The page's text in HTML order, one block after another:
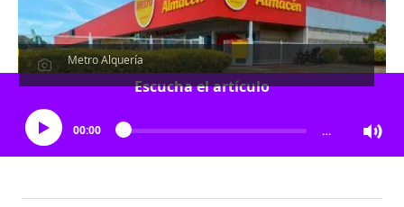
Metro Alquería
Escucha el artículo
00:00 …